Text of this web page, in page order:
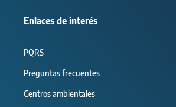
Enlaces de interés
PQRS
Preguntas frecuentes
Centros ambientales